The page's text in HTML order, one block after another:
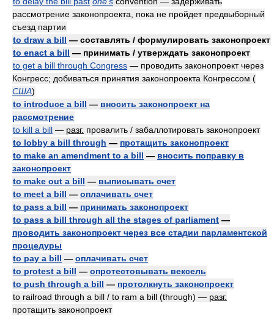
рассмотрение законопроекта, пока не пройдет предвыборный
съезд партии
to draw a bill — составлять / формулировать законопроект
to enact a bill — принимать / утверждать законопроект
to get a bill through Congress — проводить законопроект через
Конгресс; добиваться принятия законопроекта Конгрессом (
США)
to introduce a bill — вносить законопроект на
рассмотрение
to kill a bill — разг. провалить / забаллотировать законопроект
to lobby a bill through — протащить законопроект
to make an amendment to a bill — вносить поправку в
законопроект
to make out a bill — выписывать счет
to meet a bill — оплачивать счет
to pass a bill — принимать законопроект
to pass a bill through all the stages of parliament —
проводить законопроект через все стадии парламентской
процедуры
to pay a bill — оплачивать счет
to protest a bill — опротестовывать вексель
to push through a bill — протолкнуть законопроект
to railroad through a bill / to ram a bill (through) — разг.
протащить законопроект